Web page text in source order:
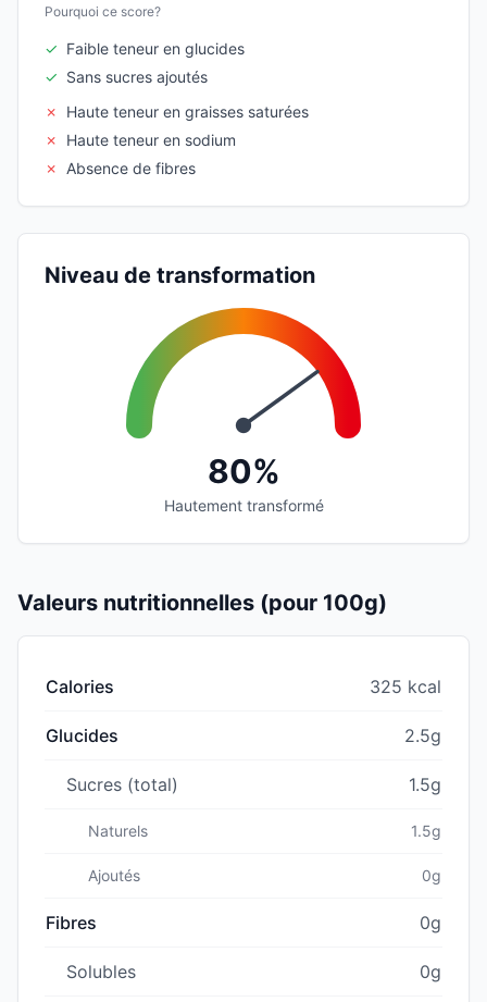
Pourquoi ce score?
✓ Faible teneur en glucides
✓ Sans sucres ajoutés
✗
Haute teneur en graisses saturées
✗
Haute teneur en sodium
✗
Absence de fibres
Niveau de transformation
80%
Hautement transformé
Valeurs nutritionnelles (pour 100g)
Calories 325 kcal
Glucides 2.5g
Sucres (total) 1.5g
Naturels 1.5g
Ajoutés 0g
Fibres 0g
Solubles 0g